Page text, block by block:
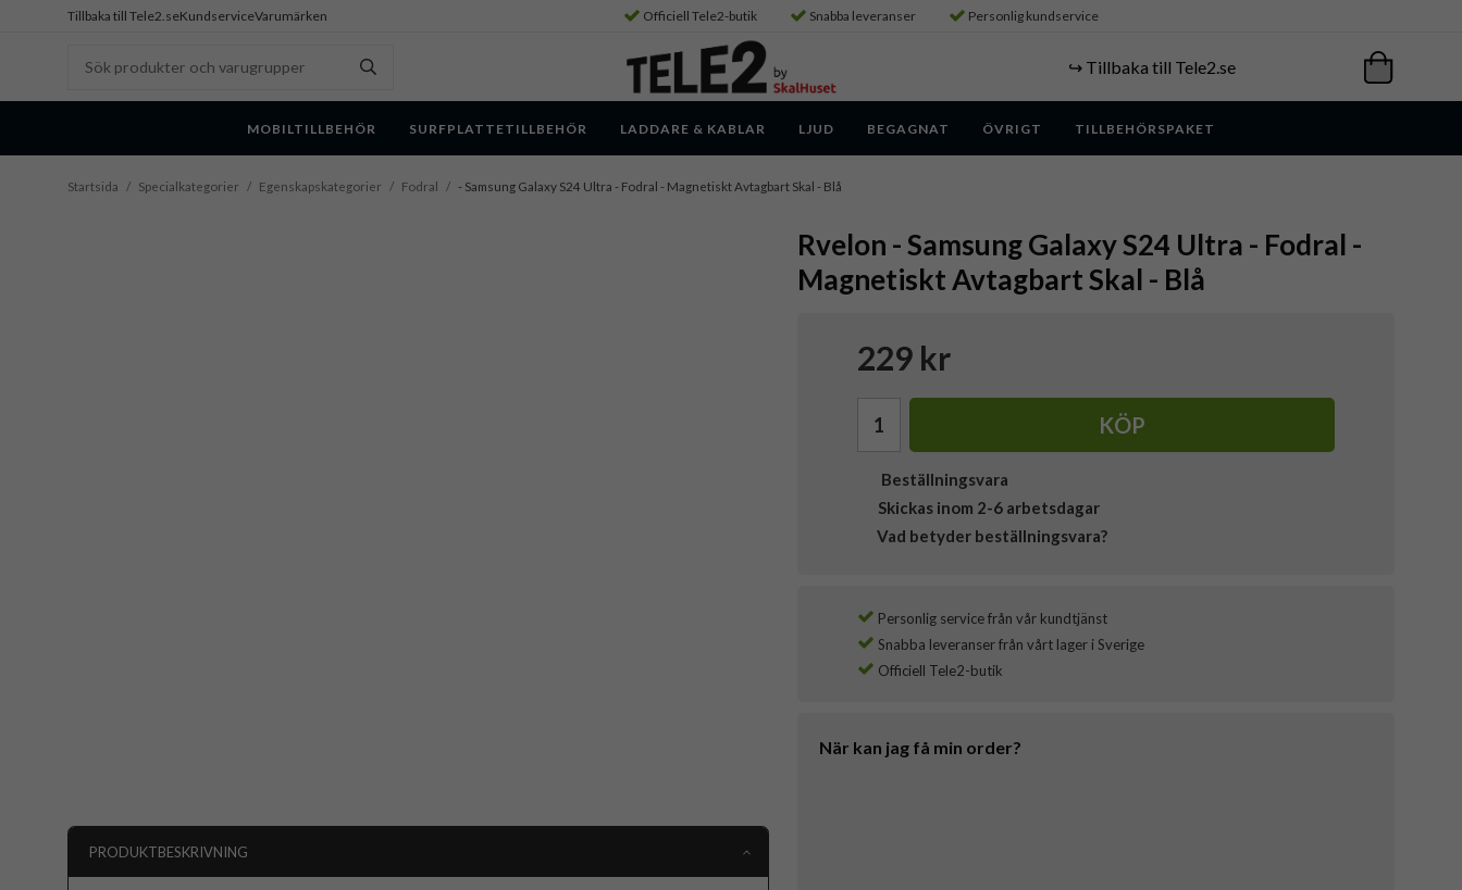
Tillbaka till Tele2.seKundserviceVarumärken Officiell Tele2-butik Snabba leveranser Personlig kundservice
↪️ Tillbaka till Tele2.se
MOBILTILLBEHÖR SURFPLATTETILLBEHÖR LADDARE & KABLAR LJUD BEGAGNAT ÖVRIGT TILLBEHÖRSPAKET
Startsida / Specialkategorier / Egenskapskategorier / Fodral / - Samsung Galaxy S24 Ultra - Fodral - Magnetiskt Avtagbart Skal - Blå
Rvelon - Samsung Galaxy S24 Ultra - Fodral -
Magnetiskt Avtagbart Skal - Blå
229 kr
KÖP
Beställningsvara
Skickas inom 2-6 arbetsdagar
Vad betyder beställningsvara?
Personlig service från vår kundtjänst
Snabba leveranser från vårt lager i Sverige
Officiell Tele2-butik
När kan jag få min order?
PRODUKTBESKRIVNING